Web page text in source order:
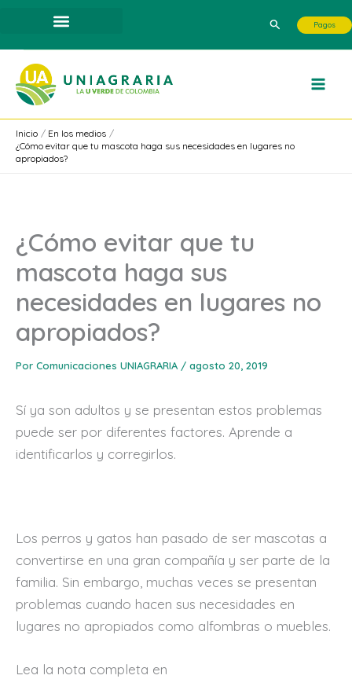
contenido
Buscar Pagos
Inicio
En los medios
¿Cómo evitar que tu mascota haga sus necesidades en lugares no
apropiados?
¿Cómo evitar que tu
mascota haga sus
necesidades en lugares no
apropiados?
Por Comunicaciones UNIAGRARIA / agosto 20, 2019
Sí ya son adultos y se presentan estos problemas
puede ser por diferentes factores. Aprende a
identificarlos y corregirlos.
Los perros y gatos han pasado de ser mascotas a
convertirse en una gran compañía y ser parte de la
familia. Sin embargo, muchas veces se presentan
problemas cuando hacen sus necesidades en
lugares no apropiados como alfombras o muebles.
Lea la nota completa en